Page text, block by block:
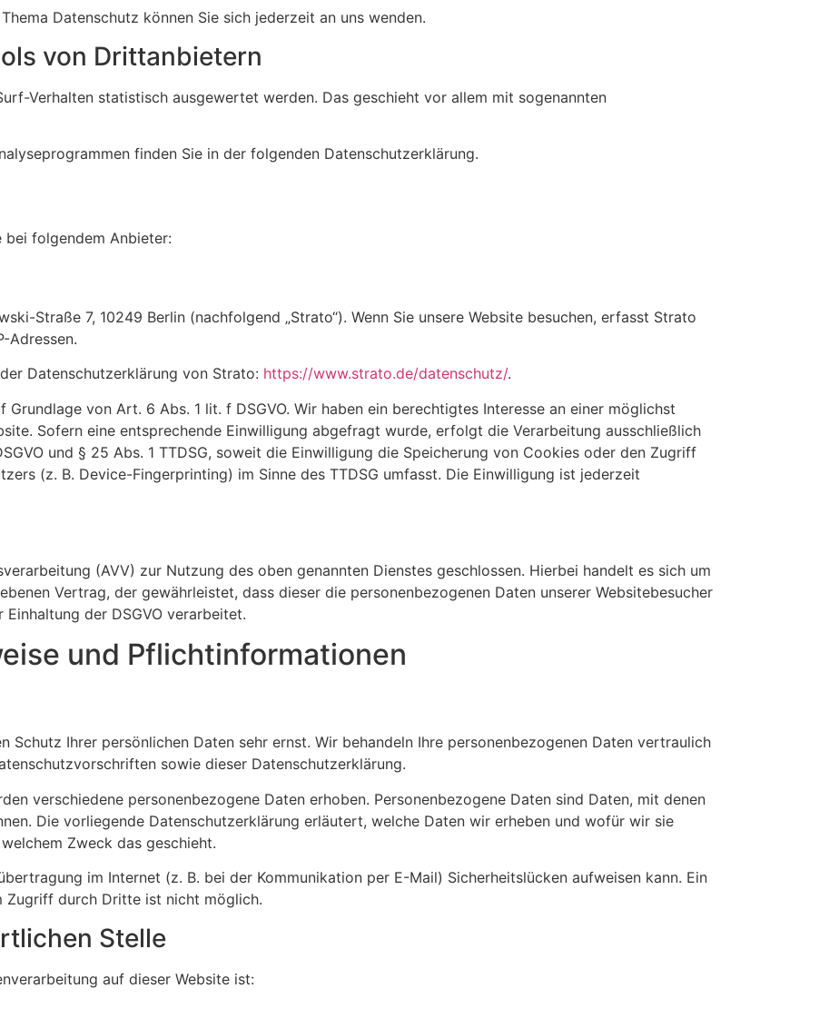
Datenschutz können Sie sich jederzeit an uns wenden.
von Dritt­anbietern
Verhalten statistisch ausgewertet werden. Das geschieht vor allem mit sogenannten
finden Sie in der folgenden Datenschutzerklärung.
bei folgendem Anbieter:
Straße 7, 10249 Berlin (nachfolgend „Strato“). Wenn Sie unsere Website besuchen, erfasst Strato
Adressen.
Datenschutzerklärung von Strato: https://www.strato.de/datenschutz/.
von Art. 6 Abs. 1 lit. f DSGVO. Wir haben ein berechtigtes Interesse an einer möglichst
Sofern eine entsprechende Einwilligung abgefragt wurde, erfolgt die Verarbeitung ausschließlich
und § 25 Abs. 1 TTDSG, soweit die Einwilligung die Speicherung von Cookies oder den Zugriff
(z. B. Device-Fingerprinting) im Sinne des TTDSG umfasst. Die Einwilligung ist jederzeit
(AVV) zur Nutzung des oben genannten Dienstes geschlossen. Hierbei handelt es sich um
Vertrag, der gewährleistet, dass dieser die personenbezogenen Daten unserer Websitebesucher
Einhaltung der DSGVO verarbeitet.
und Pflicht­informationen
Schutz Ihrer persönlichen Daten sehr ernst. Wir behandeln Ihre personenbezogenen Daten vertraulich
sowie dieser Datenschutzerklärung.
verschiedene personenbezogene Daten erhoben. Personenbezogene Daten sind Daten, mit denen
Die vorliegende Datenschutzerklärung erläutert, welche Daten wir erheben und wofür wir sie
Zweck das geschieht.
im Internet (z. B. bei der Kommunikation per E-Mail) Sicherheitslücken aufweisen kann. Ein
Zugriff durch Dritte ist nicht möglich.
Stelle
auf dieser Website ist: